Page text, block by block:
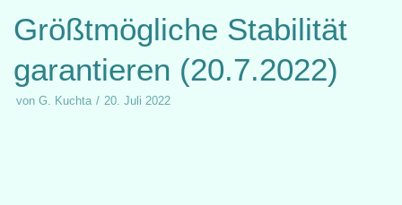
Größtmögliche Stabilität
garantieren (20.7.2022)
von G. Kuchta 20. Juli 2022